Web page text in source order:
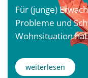
Für (junge)
Probleme und
Wohnsituation
weiterlesen